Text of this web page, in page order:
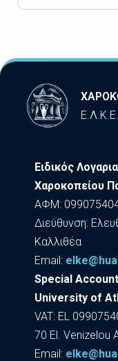
Ε.Λ.Κ.Ε.
Ειδικός
Χαροκοπείου
ΑΦΜ:
Διεύθυνση:
Καλλιθέα
Εmail:
Special
University of
VAT: EL
70 El. Venizelou
Εmail: